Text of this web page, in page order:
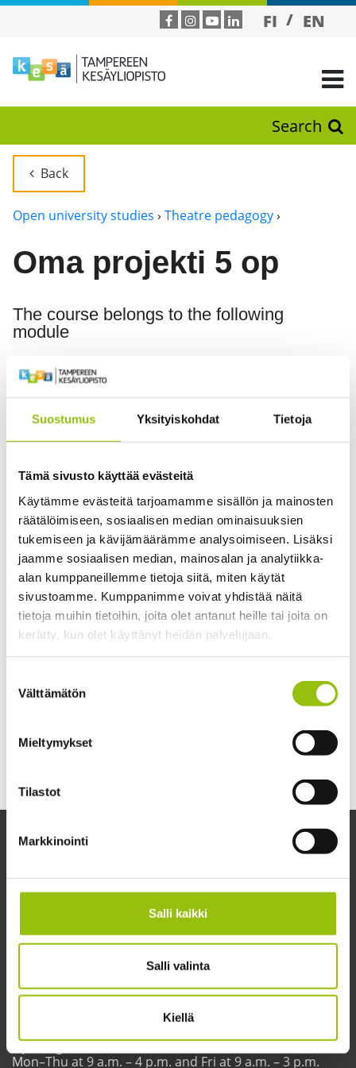
Suostumus Yksityiskohdat Tietoja
Tämä sivusto käyttää evästeitä
Käytämme evästeitä tarjoamamme sisällön ja mainosten
räätälöimiseen, sosiaalisen median ominaisuuksien
tukemiseen ja kävijämäärämme analysoimiseen. Lisäksi
jaamme sosiaalisen median, mainosalan ja analytiikka-
alan kumppaneillemme tietoja siitä, miten käytät
sivustoamme. Kumppanimme voivat yhdistää näitä
tietoja muihin tietoihin, joita olet antanut heille tai joita on
kerätty, kun olet käyttänyt heidän palvelujaan.
Cookiebot >
valinta
Välttämätön
Mieltymykset
Tilastot
Markkinointi
Salli kaikki
Salli valinta
Kiellä
FI EN
Search
Back
Open university studies › Theatre pedagogy›
Oma projekti 5 op
The course belongs to the following
module
Teatteripedagogiikan perusteet 25 op
Kurssin opetuskieli on suomi, joten kurssin tiedot
This course is taught in Finnish, so the information is
availableonly in Finnish.
B.A., FM, näyttelijä ja ohjaaja Hilkka Hyttinen
5
Search instructions mentioned in the description
Tampere Summer University
Yliopistonkatu 60 A (4th floor)
Opening hours:
Mon–Thu at 9 a.m. – 4 p.m. and Fri at 9 a.m. – 3 p.m.